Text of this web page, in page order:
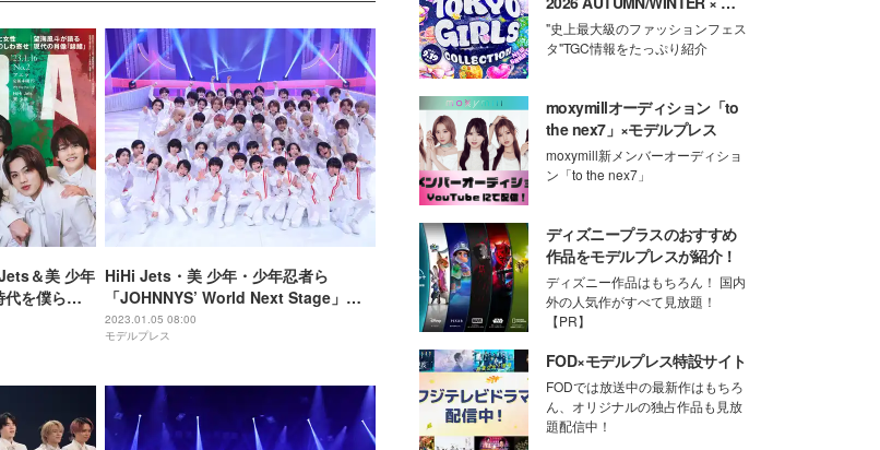
＆美 少年
代を僕らが
HiHi Jets・美 少年・少年忍者ら
「JOHNNYS’ World Next Stage」を
特集「ジャニーさんにリスペクトを込
め…」
2023.01.05 08:00
モデルプレス
デルプレス
"史上最大級のファッションフェス
タ"TGC情報をたっぷり紹介
moxymillオーディション「to
the nex7」×モデルプレス
moxymill新メンバーオーディショ
ン「to the nex7」
ディズニープラスのおすすめ
作品をモデルプレスが紹介！
ディズニー作品はもちろん！ 国内
外の人気作がすべて見放題！
【PR】
FOD×モデルプレス特設サイト
FODでは放送中の最新作はもちろ
ん、オリジナルの独占作品も見放
題配信中！